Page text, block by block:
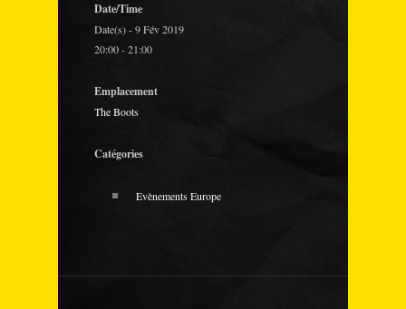
Date/Time
Date(s) - 9 Fév 2019
20:00 - 21:00
Emplacement
The Boots
Catégories
Evènements Europe